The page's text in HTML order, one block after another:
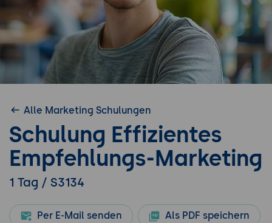
Alle Marketing Schulungen
Schulung Effizientes
Empfehlungs-Marketing
1 Tag / S3134
Per E-Mail senden Als PDF speichern